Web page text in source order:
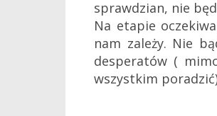
sprawdzian, nie
Na etapie
nam zależy. Nie
desperatów (
wszystkim